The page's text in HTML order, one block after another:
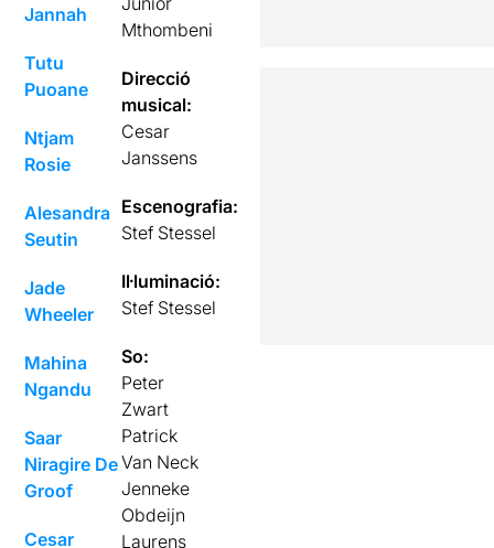
Jannah
Tutu
Puoane
Ntjam
Rosie
Alesandra
Seutin
Jade
Wheeler
Mahina
Ngandu
Saar
Niragire De
Groof
Cesar
Mthombeni
Direcció
musical:
Cesar
Janssens
Escenografia:
Stef Stessel
Il·luminació:
Stef Stessel
So:
Peter
Zwart
Patrick
Van Neck
Jenneke
Obdeijn
Laurens